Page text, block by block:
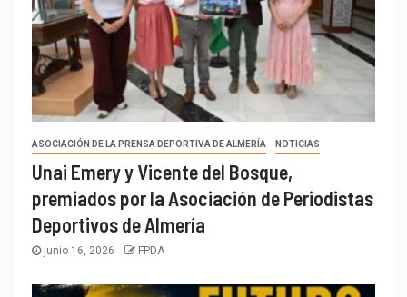
ASOCIACIÓN DE LA PRENSA DEPORTIVA DE ALMERÍA NOTICIAS
Unai Emery y Vicente del Bosque,
premiados por la Asociación de Periodistas
Deportivos de Almería
junio 16, 2026 FPDA